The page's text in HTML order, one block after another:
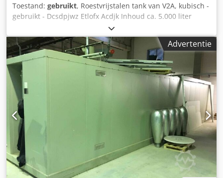
Toestand: gebruikt, Roestvrijstalen tank van V2A, kubisch -
gebruikt - Dcsdpjwz Etlofx Acdjk Inhoud ca. 5.000 liter
Totale hoogte ca. 2.650 mm Bedrijfsdruk: drukloos
Materiaal binnenwand: V2A (1.4301) Materiaal voeten: V2A
(1.4301) Buitenzijde oppervlak: gemarmerd Uitrusting
Staande uitvoering: klotvoet Aantal: 4 Bevestiging: vast
Bovenzijde: vlakke bodem Onderzijde: vlakke bodem
Bovenzijde: • 2 x hijsogen • 1 x deksel met beugel en
geïntegreerde ontluchting Mantel: • 1 x mangat 440 x 345
mm met draaibare beugel • 1 x schroefnippel DN 25 • 1 x
schroefnippel DN 50 • 1 x monsterkraan • 1 x optische
niveaumeter • 1 x ladderhaak Onderzijde: • 1 x uitlaat DN
50 naar voren uitgevoerd Verder volgens foto's
Beschikbaar aantal: 16
Advertentie